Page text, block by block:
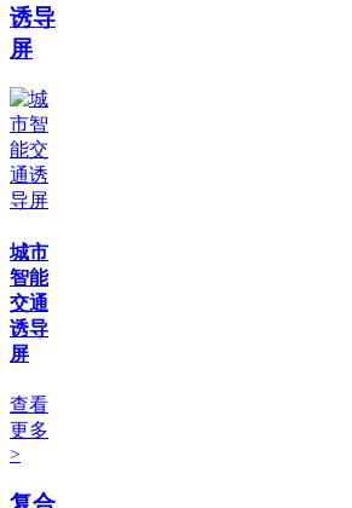
诱导
屏
城市
智能
交通
诱导
屏
查看
更多
>